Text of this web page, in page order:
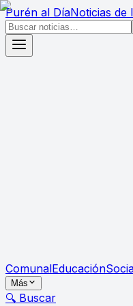
Purén al DíaNoticias de
ComunalEducación
Más
🔍 Buscar